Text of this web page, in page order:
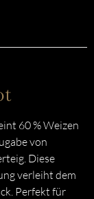
60 % Weizen
von
Diese
verleiht dem
Perfekt für